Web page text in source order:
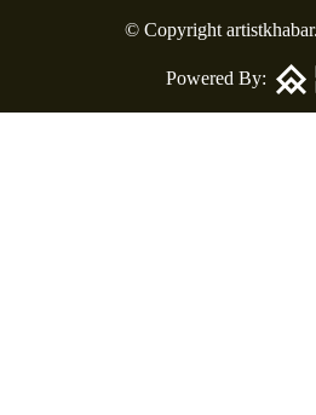
© Copyright
Powered By: